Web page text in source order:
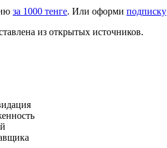
за 1000 тенге. Или оформи подписку
из открытых источников.